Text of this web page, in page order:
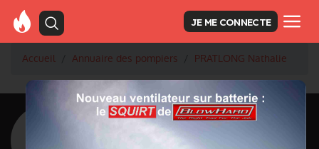
JE ME CONNECTE
Accueil Annuaire des pompiers PRATLONG Nathalie
<Retour à la liste des pompiers
PRATLONG Nathalie